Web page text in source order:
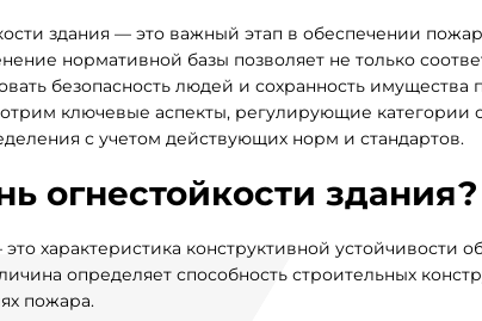
здания — это важный этап в обеспечении
нормативной базы позволяет не только
безопасность людей и сохранность
ключевые аспекты, регулирующие категории
с учетом действующих норм и стандартов.
огнестойкости здания?
характеристика конструктивной устойчивости
определяет способность строительных
пожара.